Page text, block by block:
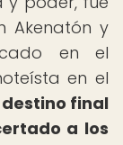
Akenatón y
en el
en el
final
a los